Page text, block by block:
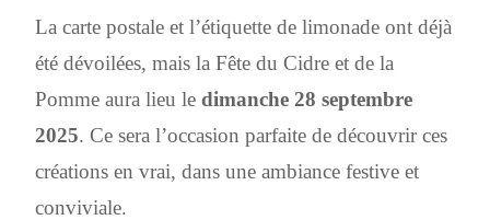
La carte postale et l’étiquette de limonade ont déjà
été dévoilées, mais la Fête du Cidre et de la
Pomme aura lieu ledimanche 28 septembre
2025. Ce sera l’occasion parfaite de découvrir ces
créations en vrai, dans une ambiance festive et
conviviale.